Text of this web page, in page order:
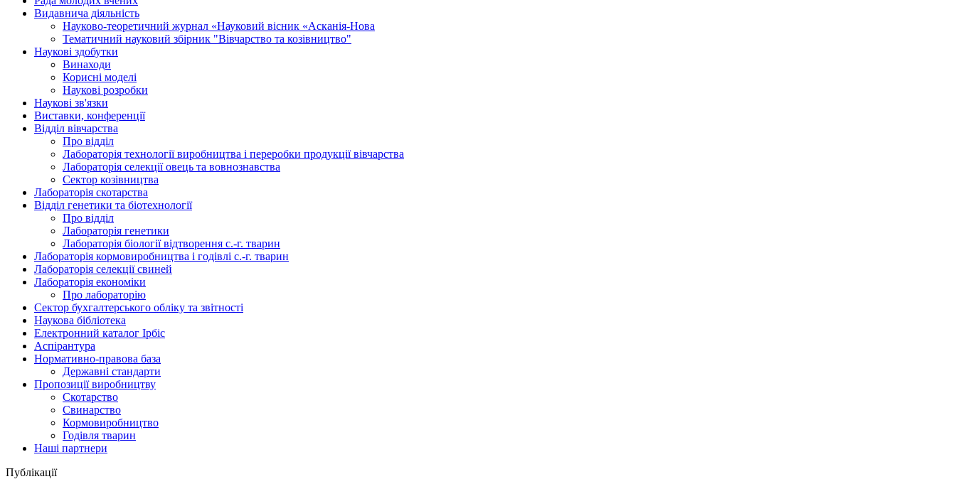
Видавнича діяльність
Науково-теоретичний журнал «Науковий вісник «Асканія-Нова
Тематичний науковий збірник "Вівчарство та козівництво"
Наукові здобутки
Винаходи
Корисні моделі
Наукові розробки
Наукові зв'язки
Виставки, конференції
Відділ вівчарства
Про відділ
Лабораторія технології виробництва і переробки продукції вівчарства
Лабораторія селекції овець та вовнознавства
Сектор козівництва
Лабораторія скотарства
Відділ генетики та біотехнології
Про відділ
Лабораторія генетики
Лабораторія біології відтворення с.-г. тварин
Лабораторія кормовиробництва і годівлі с.-г. тварин
Лабораторія селекції свиней
Лабораторія економіки
Про лабораторію
Сектор бухгалтерського обліку та звітності
Наукова бібліотека
Електронний каталог Iрбiс
Аспірантура
Нормативно-правова база
Державні стандарти
Пропозиції виробництву
Скотарство
Свинарство
Кормовиробництво
Годівля тварин
Наші партнери
Публікації